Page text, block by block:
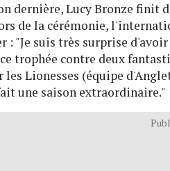
dernière, Lucy Bronze finit
de la cérémonie,
: "Je suis très surprise
trophée contre deux
Lionesses (équipe
une saison extraordinaire."